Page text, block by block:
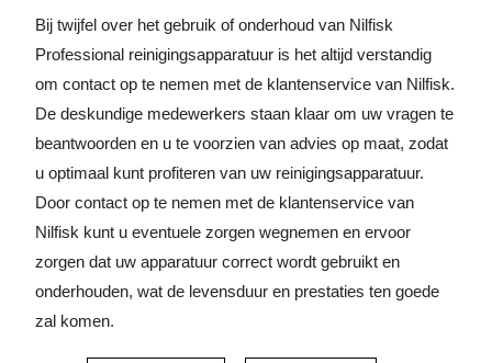
Bij twijfel over het gebruik of onderhoud van Nilfisk
Professional reinigingsapparatuur is het altijd verstandig
om contact op te nemen met de klantenservice van Nilfisk.
De deskundige medewerkers staan klaar om uw vragen te
beantwoorden en u te voorzien van advies op maat, zodat
u optimaal kunt profiteren van uw reinigingsapparatuur.
Door contact op te nemen met de klantenservice van
Nilfisk kunt u eventuele zorgen wegnemen en ervoor
zorgen dat uw apparatuur correct wordt gebruikt en
onderhouden, wat de levensduur en prestaties ten goede
zal komen.